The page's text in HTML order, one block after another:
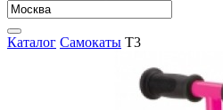
Каталог Самокаты T3